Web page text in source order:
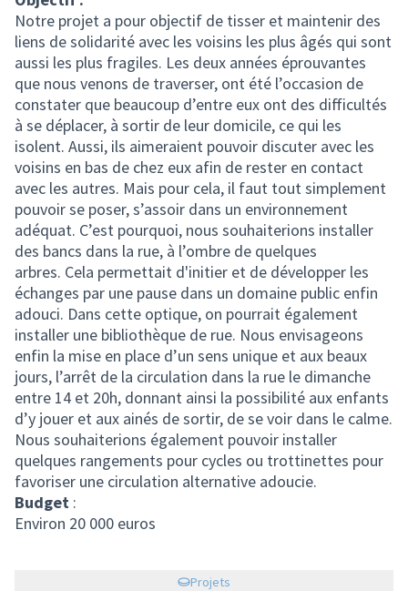
Notre projet a pour objectif de tisser et maintenir des
liens de solidarité avec les voisins les plus âgés qui sont
aussi les plus fragiles. Les deux années éprouvantes
que nous venons de traverser, ont été l’occasion de
constater que beaucoup d’entre eux ont des difficultés
à se déplacer, à sortir de leur domicile, ce qui les
isolent. Aussi, ils aimeraient pouvoir discuter avec les
voisins en bas de chez eux afin de rester en contact
avec les autres. Mais pour cela, il faut tout simplement
pouvoir se poser, s’assoir dans un environnement
adéquat. C’est pourquoi, nous souhaiterions installer
des bancs dans la rue, à l’ombre de quelques
arbres. Cela permettait d'initier et de développer les
échanges par une pause dans un domaine public enfin
adouci. Dans cette optique, on pourrait également
installer une bibliothèque de rue. Nous envisageons
enfin la mise en place d’un sens unique et aux beaux
jours, l’arrêt de la circulation dans la rue le dimanche
entre 14 et 20h, donnant ainsi la possibilité aux enfants
d’y jouer et aux ainés de sortir, de se voir dans le calme.
Nous souhaiterions également pouvoir installer
quelques rangements pour cycles ou trottinettes pour
favoriser une circulation alternative adoucie.
Budget :
Environ 20 000 euros
Projets